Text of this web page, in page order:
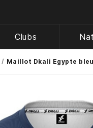
Clubs
Maillot Dkali Egypte bleu